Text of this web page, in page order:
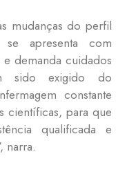
mudanças do perfil
apresenta com
demanda cuidados
sido exigido do
constante
científicas, para que
qualificada e
narra.